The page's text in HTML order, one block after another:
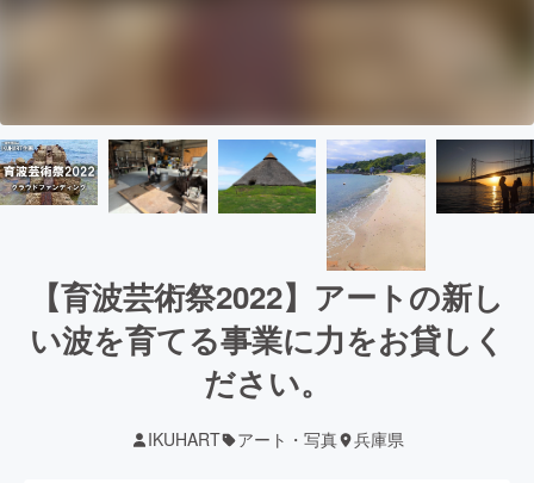
【育波芸術祭2022】アートの新し
い波を育てる事業に力をお貸しく
ださい。
IKUHART アート・写真 兵庫県